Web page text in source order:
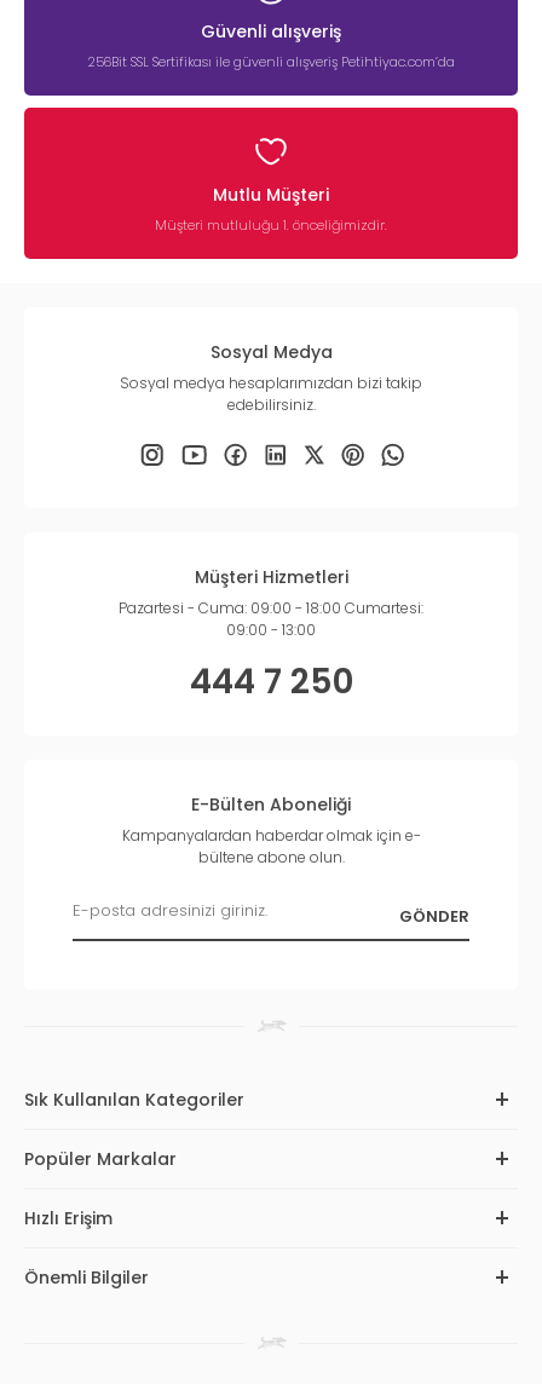
Güvenli alışveriş
256Bit SSL Sertifikası ile güvenli alışveriş Petihtiyac.com’da
Mutlu Müşteri
Müşteri mutluluğu 1. önceliğimizdir.
Sosyal Medya
Sosyal medya hesaplarımızdan bizi takip
edebilirsiniz.
Müşteri Hizmetleri
Pazartesi - Cuma: 09:00 - 18:00 Cumartesi:
09:00 - 13:00
444 7 250
E-Bülten Aboneliği
Kampanyalardan haberdar olmak için e-
bültene abone olun.
Sık Kullanılan Kategoriler
Popüler Markalar
Hızlı Erişim
Önemli Bilgiler